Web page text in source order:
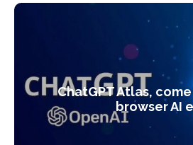
ChatGPT Atlas,
browser AI